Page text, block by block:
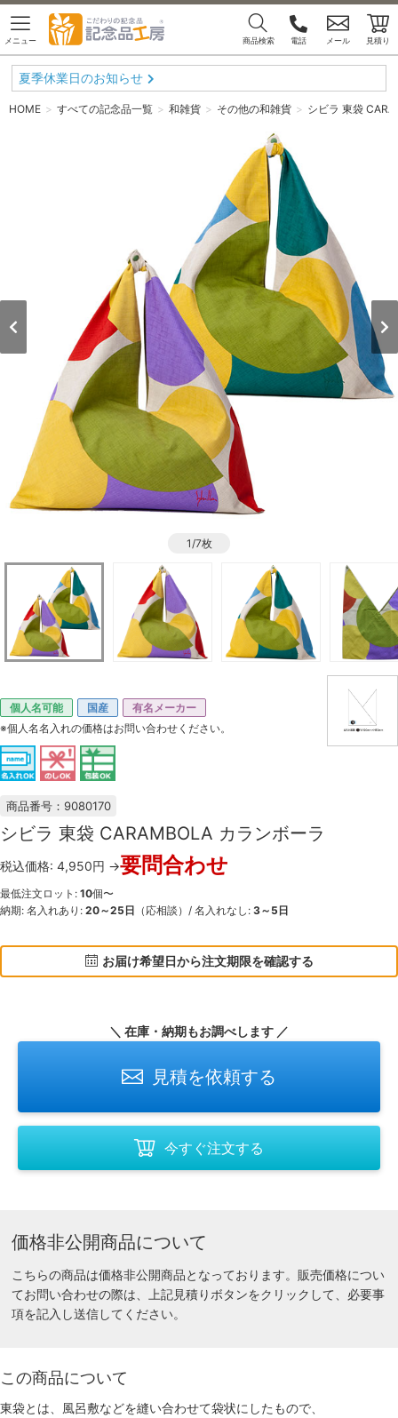
メニュー 商品検索 電話 メール 見積り
夏季休業日のお知らせ
HOME すべての記念品一覧 和雑貨 その他の和雑貨 シビラ 東袋
1/7枚
個人名可能 国産
有名メーカー
※個人名名入れの価格はお問い合わせください。
商品番号：9080170
シビラ 東袋 CARAMBOLA カランボーラ
税込価格: 4,950円 →要問合わせ
最低注文ロット: 10個〜
納期: 名入れあり: 20～25日 （応相談）/ 名入れなし: 3～5日
お届け希望日から注文期限を確認する
＼ 在庫・納期もお調べします ／
見積を依頼する
今すぐ注文する
価格非公開商品について
こちらの商品は価格非公開商品となっております。販売価格につい
てお問い合わせの際は、上記見積りボタンをクリックして、必要事
項を記入し送信してください。
この商品について
東袋とは、風呂敷などを縫い合わせて袋状にしたもので、